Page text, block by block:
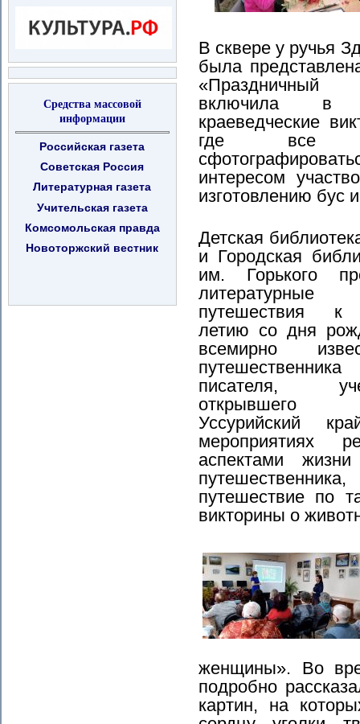
Средства массовой
информации
Российская газета
Советская Россия
Литературная газета
Учительская газета
Комсомольская правда
Новоторжский вестник
В сквере у ручья
была
«Праздничный
включила в
краеведческие
где все
интересом
изготовлению бус
Детская
и Городская
им. Горького
литературные
путешествия к
летию со дня
всемирно
писателя,
открывшего
Уссурийский
мероприятиях
аспектами жизни
путешествие по
викторины о
женщины». Во
подробно
картин, на